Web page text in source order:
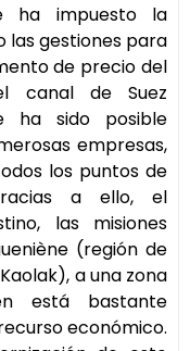
ha impuesto la
las gestiones para
de precio del
canal de Suez
ha sido posible
empresas,
los puntos de
a ello, el
las misiones
(región de
a una zona
está bastante
económico.